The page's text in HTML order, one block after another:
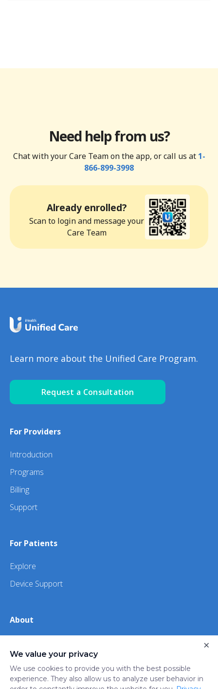
Need help from us?
Chat with your Care Team on the app, or call us at 1-
866-899-3998
Already enrolled?
Scan to login and message your
Care Team
Learn more about the Unified Care Program.
Request a Consultation
For Providers
Introduction
Programs
Billing
Support
For Patients
Explore
Device Support
About
iHealth
We value your privacy
We use cookies to provide you with the best possible
experience. They also allow us to analyze user behavior in
×